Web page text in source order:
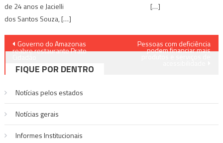
de 24 anos e Jacielli
dos Santos Souza, […]
[…]
Navegação
de
Governo do Amazonas
reabre restaurante Prato
Pessoas com deficiência
podem financiar mais
FIQUE POR DENTRO
Notícias pelos estados
Notí­cias gerais
Informes Institucionais